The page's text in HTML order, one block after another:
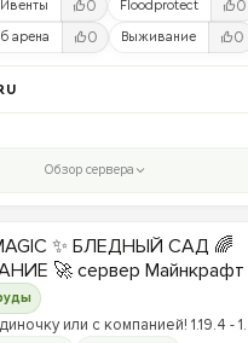
Ивенты 0 Floodprotect 0
арена 0 Выживание 0
Обзор сервера
✨ БЛЕДНЫЙ САД 🌈
🚀 сервер Майнкрафт
или с компанией! 1.19.4 -